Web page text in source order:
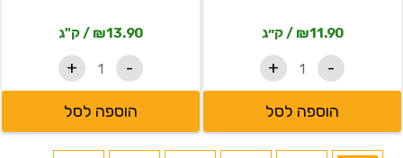
₪11.90 / ק״ג
-
+
הוספה לסל
₪13.90 / ק"ג
-
+
הוספה לסל